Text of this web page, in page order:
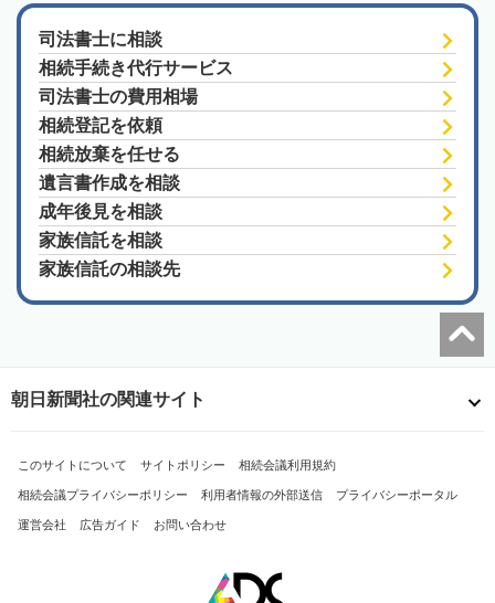
司法書士に相談
相続手続き代行サービス
司法書士の費用相場
相続登記を依頼
相続放棄を任せる
遺言書作成を相談
成年後見を相談
家族信託を相談
家族信託の相談先
朝日新聞社の関連サイト
このサイトについて サイトポリシー 相続会議利用規約
相続会議プライバシーポリシー 利用者情報の外部送信 プライバシーポータル
運営会社 広告ガイド お問い合わせ